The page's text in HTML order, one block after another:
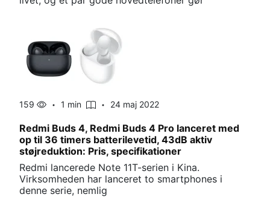
159 1 min 24 maj 2022
Redmi Buds 4, Redmi Buds 4 Pro lanceret med
op til 36 timers batterilevetid, 43dB aktiv
støjreduktion: Pris, specifikationer
Redmi lancerede Note 11T-serien i Kina.
Virksomheden har lanceret to smartphones i
denne serie, nemlig